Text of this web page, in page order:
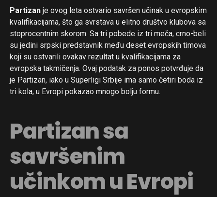
Partizan je ovog leta ostvario savršen učinak u evropskim
kvalifikacijama, što ga svrstava u elitno društvo klubova sa
stoprocentnim skorom. Sa tri pobede iz tri meča, crno-beli
su jedini srpski predstavnik među deset evropskih timova
koji su ostvarili ovakav rezultat u kvalifikacijama za
evropska takmičenja. Ovaj podatak za ponos potvrđuje da
je Partizan, iako u Superligi Srbije ima samo četiri boda iz
tri kola, u Evropi pokazao mnogo bolju formu.
Partizan sa
savršenim
učinkom u Evropi